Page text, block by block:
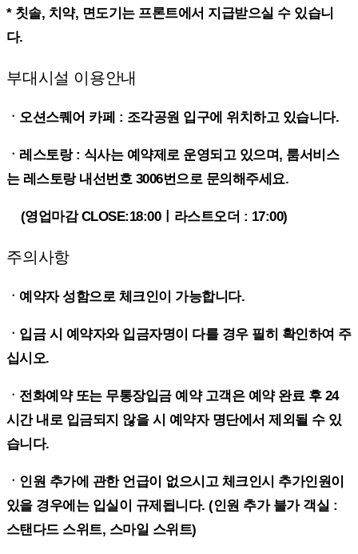
* 칫솔, 치약, 면도기는 프론트에서 지급받으실 수 있습니
다.
부대시설 이용안내
ㆍ오션스퀘어 카페 : 조각공원 입구에 위치하고 있습니다.
ㆍ레스토랑 : 식사는 예약제로 운영되고 있으며, 룸서비스
는 레스토랑 내선번호 3006번으로 문의해주세요.
(영업마감 CLOSE:18:00ㅣ라스트오더 : 17:00)
주의사항
ㆍ예약자 성함으로 체크인이 가능합니다.
ㆍ입금 시 예약자와 입금자명이 다를 경우 필히 확인하여 주
십시오.
ㆍ전화예약 또는 무통장입금 예약 고객은 예약 완료 후 24
시간 내로 입금되지 않을 시 예약자 명단에서 제외될 수 있
습니다.
ㆍ인원 추가에 관한 언급이 없으시고 체크인시 추가인원이
있을 경우에는 입실이 규제됩니다. (인원 추가 불가 객실 :
스탠다드 스위트, 스마일 스위트)